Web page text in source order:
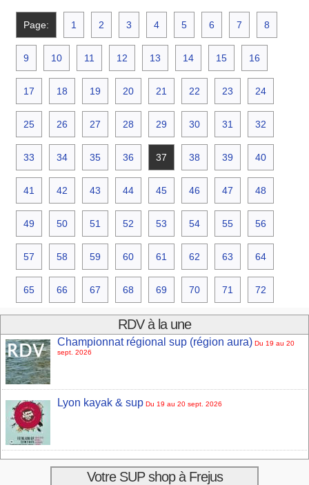
Page: 1 2 3 4 5 6 7 8
9 10 11 12 13 14 15 16
17 18 19 20 21 22 23 24
25 26 27 28 29 30 31 32
33 34 35 36 37 38 39 40
41 42 43 44 45 46 47 48
49 50 51 52 53 54 55 56
57 58 59 60 61 62 63 64
65 66 67 68 69 70 71 72
RDV à la une
Championnat régional sup (région aura) Du 19 au 20
sept. 2026
Lyon kayak & sup Du 19 au 20 sept. 2026
Votre SUP shop à Frejus